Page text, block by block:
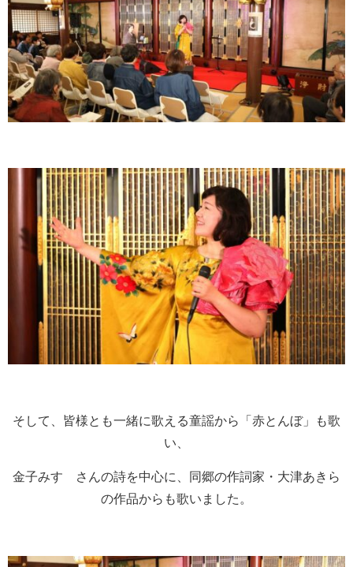
そして、皆様とも一緒に歌える童謡から「赤とんぼ」も歌
い、
金子みすゞさんの詩を中心に、同郷の作詞家・大津あきら
の作品からも歌いました。